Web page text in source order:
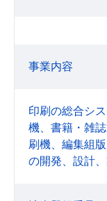
事業内容
印刷の総合シ
機、書籍・雑
刷機、編集組
の開発、設計